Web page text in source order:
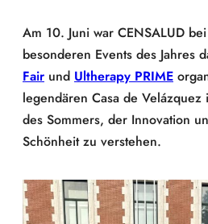
Am 10. Juni war CENSALUD
besonderen Events des Jahres
Fair und Ultherapy PRIME
legendären Casa de
des Sommers, der Innovation
Schönheit zu verstehen.